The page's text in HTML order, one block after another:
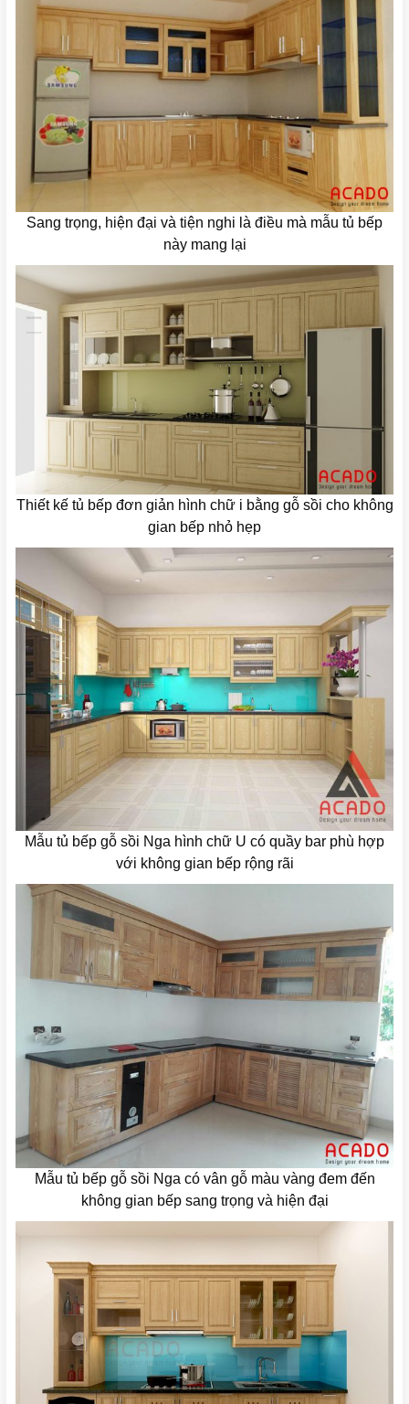
Sang trọng, hiện đại và tiện nghi là điều mà mẫu tủ bếp
này mang lại
Thiết kế tủ bếp đơn giản hình chữ i bằng gỗ sồi cho không
gian bếp nhỏ hẹp
Mẫu tủ bếp gỗ sồi Nga hình chữ U có quầy bar phù hợp
với không gian bếp rộng rãi
Mẫu tủ bếp gỗ sồi Nga có vân gỗ màu vàng đem đến
không gian bếp sang trọng và hiện đại